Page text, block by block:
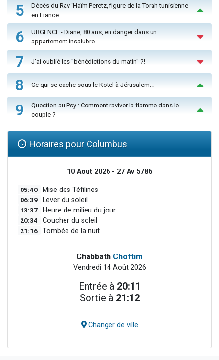
5
Décès du Rav ‘Haïm Peretz, figure de la Torah tunisienne
en France
6
URGENCE - Diane, 80 ans, en danger dans un
appartement insalubre
7 J'ai oublié les "bénédictions du matin" ?!
8 Ce qui se cache sous le Kotel à Jérusalem...
9
Question au Psy : Comment raviver la flamme dans le
couple ?
Horaires pour Columbus
10 Août 2026 - 27 Av 5786
05:40 Mise des Téfilines
06:39 Lever du soleil
13:37 Heure de milieu du jour
20:34 Coucher du soleil
21:16 Tombée de la nuit
Chabbath Choftim
Vendredi 14 Août 2026
Entrée à 20:11
Sortie à 21:12
Changer de ville